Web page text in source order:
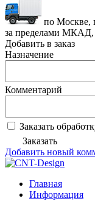
по Москве,
за пределами
Добавить в заказ
Назначение
Комментарий
Заказать
Заказать
Добавить новый
Главная
Информация